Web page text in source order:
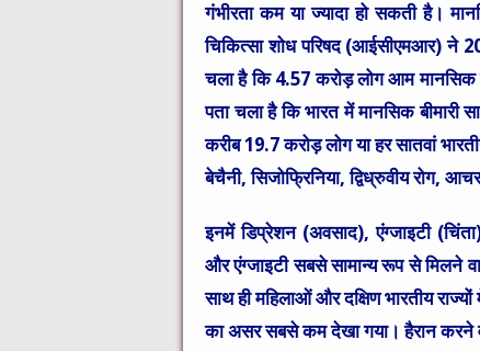
गंभीरता कम या ज्यादा हो सकती है।
चिकित्सा शोध परिषद (आईसीएमआर) ने
चला है कि 4.57 करोड़ लोग आम मानसिक
पता चला है कि भारत में मानसिक
करीब 19.7 करोड़ लोग या हर सातवां
बेचैनी, सिजोफ्रिनिया, द्विध्रुवीय रोग,
इनमें डिप्रेशन (अवसाद), एंग्जाइटी
और एंग्जाइटी सबसे सामान्य रूप से मिलने
साथ ही महिलाओं और दक्षिण भारतीय
का असर सबसे कम देखा गया। हैरान करने